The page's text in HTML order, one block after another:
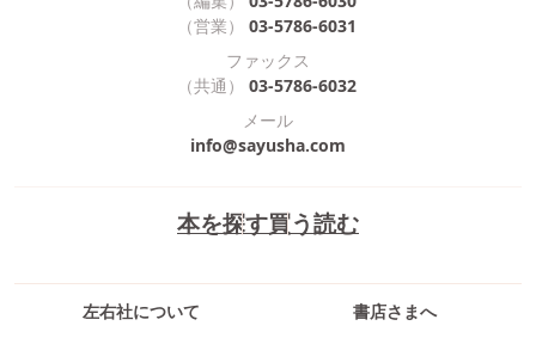
本を探す買う読む
左右社について 書店さまへ
（営業）
03-5786-6031
ファックス
（共通）
03-5786-6032
メール
info@sayusha.com